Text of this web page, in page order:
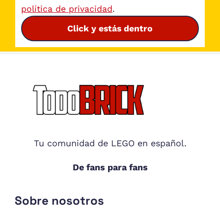
política de privacidad.
Click y estás dentro
Footer
Tu comunidad de LEGO en español.
De fans para fans
Sobre nosotros